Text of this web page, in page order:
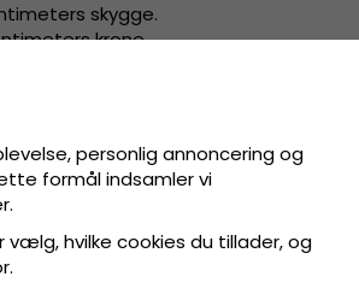
skygge.
krone.
af:100 procent strå.
: S/M - 57-58 cm. L/XL - 60-
personlig annoncering og
formål indsamler vi
vælg, hvilke cookies du tillader, og